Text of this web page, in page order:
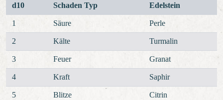
d10 Schaden Typ
Edelstein
1
Säure
Perle
2
Kälte
Turmalin
3
Feuer
Granat
4
Kraft
Saphir
5
Blitze
Citrin